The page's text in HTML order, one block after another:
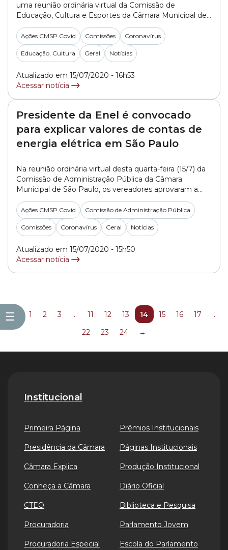
☰
uma reunião ordinária virtual da Comissão de
Educação, Cultura e Esportes da Câmara Municipal de
São Paulo. Os trabalhos foram comandados pelo
presidente da Comissão, o vereador Eliseu Gabriel
(PSB), que solicitou a realização de outros debates
Ações CMSP Covid Comissões Coronavírus
Educação, Cultura Geral Notícias
Atualizado em 15/07/2020 - 16h53
Acessar notícia
Presidente da Enel é convocado
para explicar valores de contas de
energia elétrica em São Paulo
Na reunião ordinária virtual desta quarta-feira (15/7) da
Comissão de Administração Pública da Câmara
Municipal de São Paulo, os vereadores aprovaram a
convocação, para o próximo dia 22 de julho, do
presidente da empresa concessionária de distribuição
de energia elétrica Enel Distribuição São Paulo, Max
Xavier Lins. Um requerimento de autoria do presidente
Ações CMSP Covid Comissão de Administração Pública
Comissões Coronavírus Geral Notícias
Atualizado em 15/07/2020 - 15h50
Acessar notícia
← 1 2 3 … 11 12 13 14 15 16 17
…
22
23 24 →
Institucional
Primeira Página
Presidência da Câmara
Câmara Explica
Conheça a Câmara
CTEO
Procuradoria
Procuradoria Especial
Prêmios Institucionais
Páginas Institucionais
Produção Institucional
Diário Oficial
Biblioteca e Pesquisa
Parlamento Jovem
Escola do Parlamento